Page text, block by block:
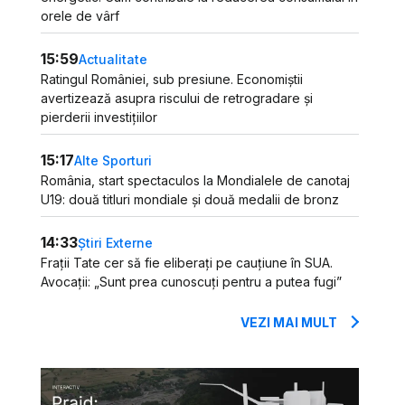
orele de vârf
15:59Actualitate
Ratingul României, sub presiune. Economiștii
avertizează asupra riscului de retrogradare și
pierderii investițiilor
15:17Alte Sporturi
România, start spectaculos la Mondialele de canotaj
U19: două titluri mondiale și două medalii de bronz
14:33Știri Externe
Frații Tate cer să fie eliberați pe cauțiune în SUA.
Avocații: „Sunt prea cunoscuți pentru a putea fugi”
VEZI MAI MULT